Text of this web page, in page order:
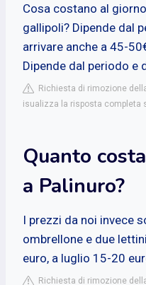
Cosa costano al
gallipoli? Dipende dal
arrivare anche a 45-
Dipende dal periodo e
Richiesta di rimozione
isualizza la risposta completa
Quanto
a Palinuro?
I prezzi da noi invece
ombrellone e due
euro, a luglio 15-20
Richiesta di rimozione